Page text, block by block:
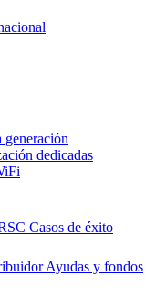
generación
dedicadas
Casos de éxito
Ayudas y fondos